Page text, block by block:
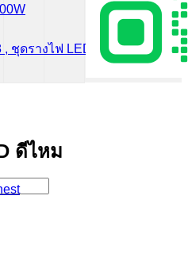
, ชุดรางไฟ LED T5
ดีไหม